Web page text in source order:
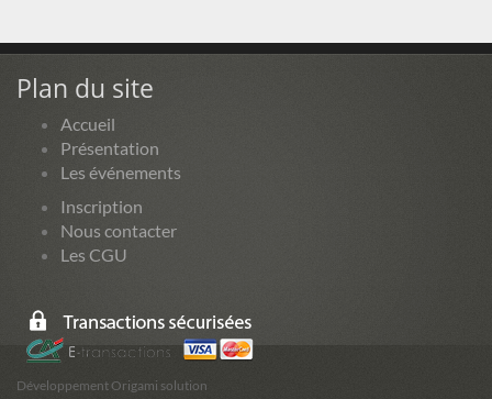
Plan du site
Accueil
Présentation
Les événements
Inscription
Nous contacter
Les CGU
Développement Origami solution